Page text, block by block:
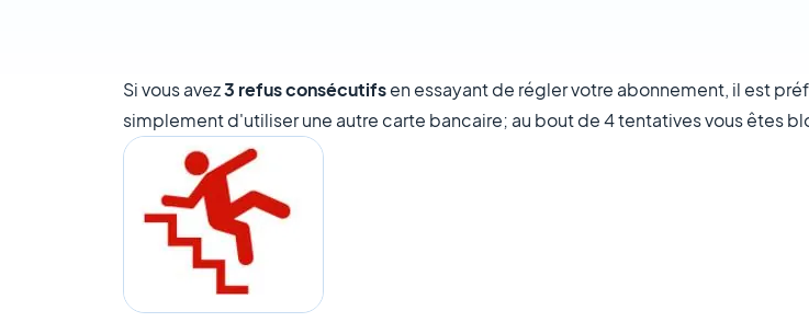
Si vous avez3 refus consécutifsen essayant de régler votre abonnement, il est
simplement d'utiliser une autre carte bancaire; au bout de 4 tentatives vous êtes